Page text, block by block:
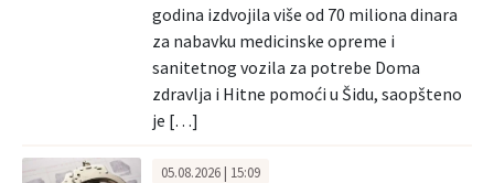
godina izdvojila više od 70 miliona dinara
za nabavku medicinske opreme i
sanitetnog vozila za potrebe Doma
zdravlja i Hitne pomoći u Šidu, saopšteno
je […]
05.08.2026 | 15:09